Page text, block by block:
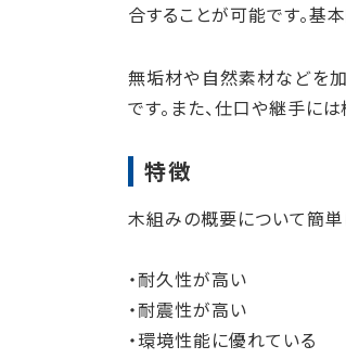
合することが可能です。基
無垢材や自然素材などを
です。また、仕口や継手に
特徴
木組みの概要について簡単
・耐久性が高い
・耐震性が高い
・環境性能に優れている